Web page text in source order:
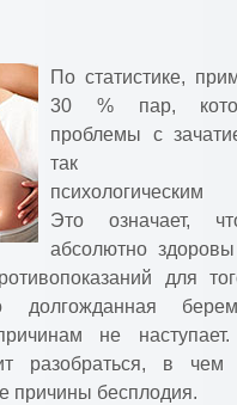
По статистике,
30 % пар,
проблемы с
так
психологическим
Это означает,
абсолютно
для
долгожданная
не
разобраться, в чем
причины бесплодия.